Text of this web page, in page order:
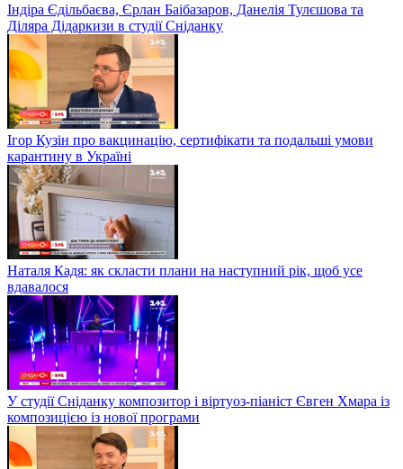
Індіра Єдільбаєва, Єрлан Баібазаров, Данелія Тулєшова та
Діляра Дідаркизи в студії Сніданку
Ігор Кузін про вакцинацію, сертифікати та подальші умови
карантину в Україні
Наталя Кадя: як скласти плани на наступний рік, щоб усе
вдавалося
У студії Сніданку композитор і віртуоз-піаніст Євген Хмара із
композицією із нової програми